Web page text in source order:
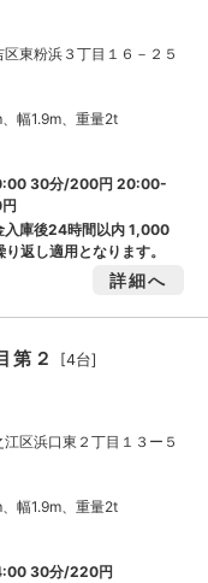
東粉浜３丁目１６－２５
幅1.9m、重量2t
30分/200円 20:00-
入庫後24時間以内1,000
返し適用となります。
詳細へ
第２ [4台]
区浜口東２丁目１３ー５
幅1.9m、重量2t
30分/220円